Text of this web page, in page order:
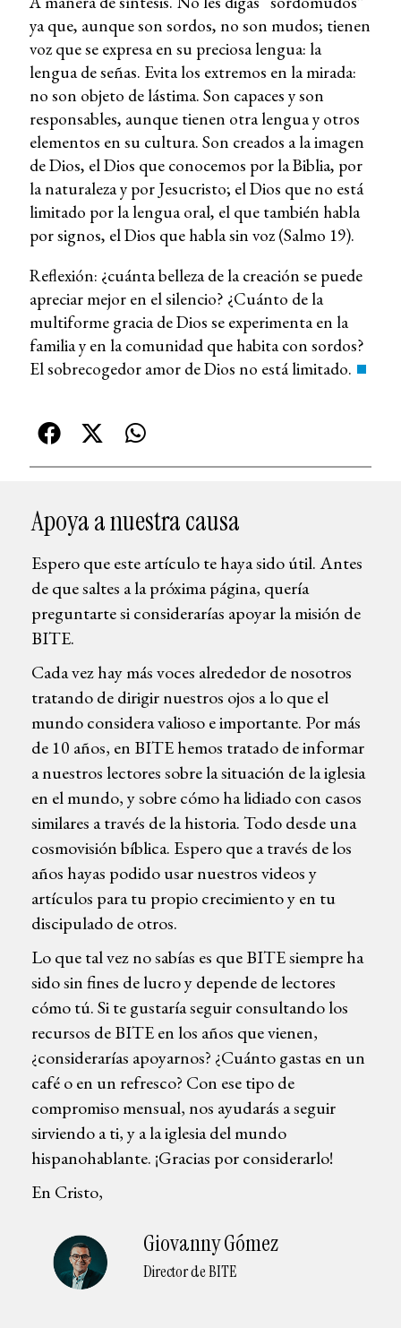
ya que, aunque son sordos, no son mudos; tienen
voz que se expresa en su preciosa lengua: la
lengua de señas. Evita los extremos en la mirada:
no son objeto de lástima. Son capaces y son
responsables, aunque tienen otra lengua y otros
elementos en su cultura. Son creados a la imagen
de Dios, el Dios que conocemos por la Biblia, por
la naturaleza y por Jesucristo; el Dios que no está
limitado por la lengua oral, el que también habla
por signos, el Dios que habla sin voz (Salmo 19).
Reflexión: ¿cuánta belleza de la creación se puede
apreciar mejor en el silencio? ¿Cuánto de la
multiforme gracia de Dios se experimenta en la
familia y en la comunidad que habita con sordos?
El sobrecogedor amor de Dios no está limitado.
Apoya a nuestra causa
Espero que este artículo te haya sido útil. Antes
de que saltes a la próxima página, quería
preguntarte si considerarías apoyar la misión de
BITE.
Cada vez hay más voces alrededor de nosotros
tratando de dirigir nuestros ojos a lo que el
mundo considera valioso e importante. Por más
de 10 años, en BITE hemos tratado de informar
a nuestros lectores sobre la situación de la iglesia
en el mundo, y sobre cómo ha lidiado con casos
similares a través de la historia. Todo desde una
cosmovisión bíblica. Espero que a través de los
años hayas podido usar nuestros videos y
artículos para tu propio crecimiento y en tu
discipulado de otros.
Lo que tal vez no sabías es que BITE siempre ha
sido sin fines de lucro y depende de lectores
cómo tú. Si te gustaría seguir consultando los
recursos de BITE en los años que vienen,
¿considerarías apoyarnos? ¿Cuánto gastas en un
café o en un refresco? Con ese tipo de
compromiso mensual, nos ayudarás a seguir
sirviendo a ti, y a la iglesia del mundo
hispanohablante. ¡Gracias por considerarlo!
En Cristo,
Giovanny Gómez
Director de BITE